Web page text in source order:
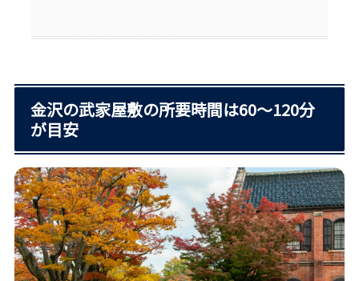
金沢の武家屋敷の所要時間は60〜120分
が目安